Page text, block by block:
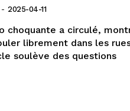
- 2025-04-11
choquante a circulé,
librement dans les
soulève des questions